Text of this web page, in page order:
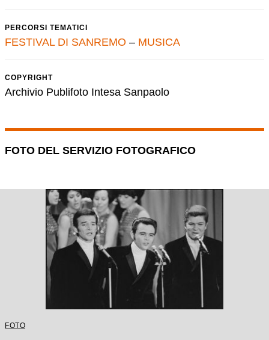
PERCORSI TEMATICI
FESTIVAL DI SANREMO – MUSICA
COPYRIGHT
Archivio Publifoto Intesa Sanpaolo
FOTO DEL SERVIZIO FOTOGRAFICO
FOTO